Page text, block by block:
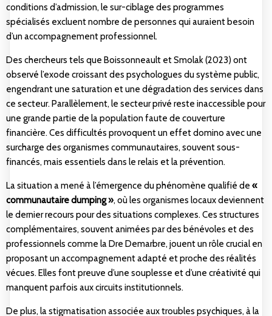
conditions d’admission, le sur-ciblage des programmes
spécialisés excluent nombre de personnes qui auraient besoin
d’un accompagnement professionnel.
Des chercheurs tels que Boissonneault et Smolak (2023) ont
observé l’exode croissant des psychologues du système public,
engendrant une saturation et une dégradation des services dans
ce secteur. Parallèlement, le secteur privé reste inaccessible pour
une grande partie de la population faute de couverture
financière. Ces difficultés provoquent un effet domino avec une
surcharge des organismes communautaires, souvent sous-
financés, mais essentiels dans le relais et la prévention.
La situation a mené à l’émergence du phénomène qualifié de «
communautaire dumping », où les organismes locaux deviennent
le dernier recours pour des situations complexes. Ces structures
complémentaires, souvent animées par des bénévoles et des
professionnels comme la Dre Demarbre, jouent un rôle crucial en
proposant un accompagnement adapté et proche des réalités
vécues. Elles font preuve d’une souplesse et d’une créativité qui
manquent parfois aux circuits institutionnels.
De plus, la stigmatisation associée aux troubles psychiques, à la